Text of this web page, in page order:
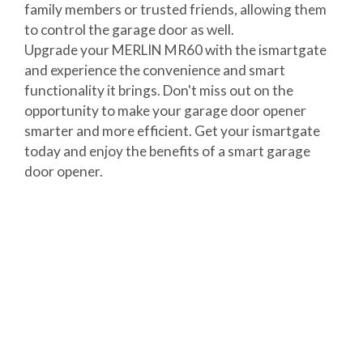
family members or trusted friends, allowing them
to control the garage door as well.
Upgrade your MERLIN MR60 with the ismartgate
and experience the convenience and smart
functionality it brings. Don't miss out on the
opportunity to make your garage door opener
smarter and more efficient. Get your ismartgate
today and enjoy the benefits of a smart garage
door opener.